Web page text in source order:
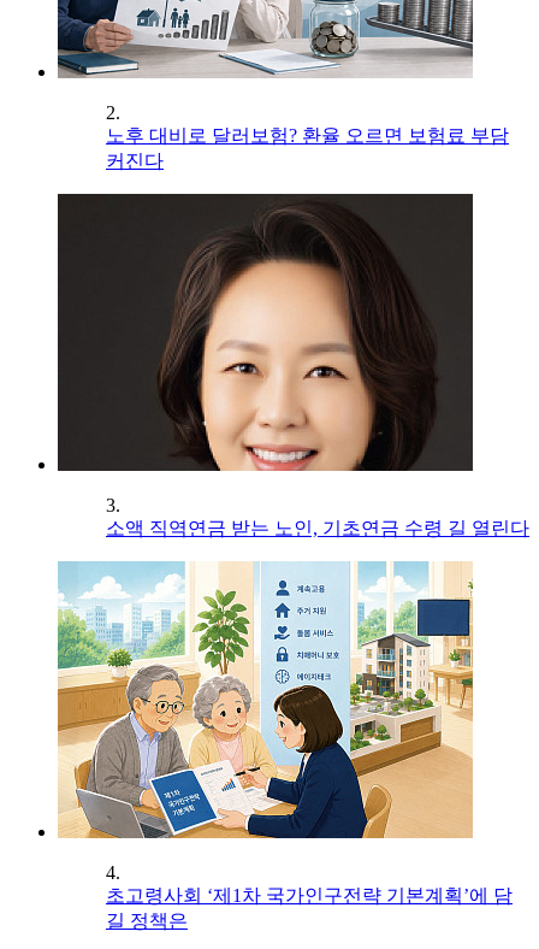
2.
노후 대비로 달러보험? 환율 오르면 보험료 부담
커진다
3.
소액 직역연금 받는 노인, 기초연금 수령 길 열린다
4.
초고령사회 ‘제1차 국가인구전략 기본계획’에 담
길 정책은